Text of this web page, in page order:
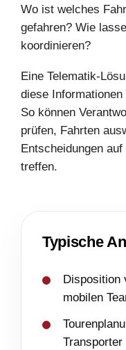
Wo ist welches
gefahren? Wie
koordinieren?
Eine Telematik-
diese
So können
prüfen, Fahrten
Entscheidungen
treffen.
Typische
Disposition
mobilen
Transporter